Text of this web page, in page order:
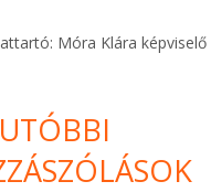
Móra Klára képviselő